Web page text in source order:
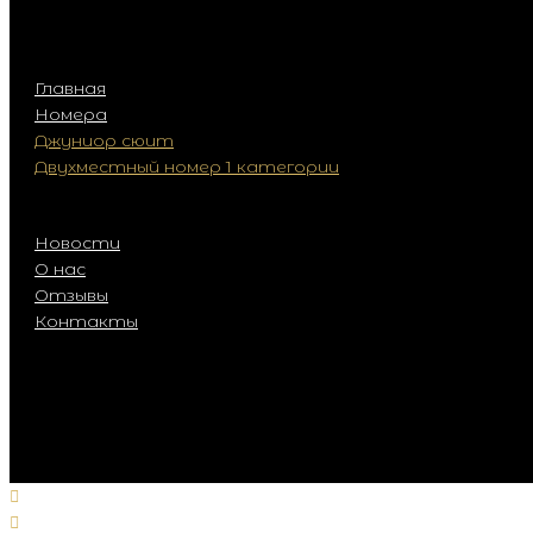
Главная
Номера
Джуниор сюит
Двухместный номер 1 категории
Новости
О нас
Отзывы
Контакты